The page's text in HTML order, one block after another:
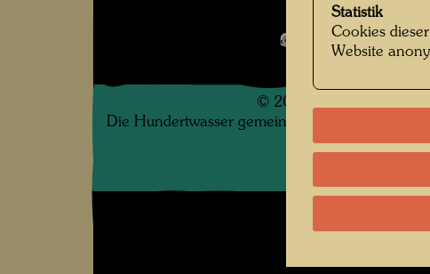
Familienfotos
Bildergalerie
© 2026
Die Hundertwasser gemeinnützige Privatstiftung
Statistik
Cookies
Website